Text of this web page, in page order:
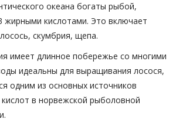
океана богаты рыбой,
жирными кислотами. Это включает
скумбрия, щепа.
имеет длинное побережье со многими
идеальны для выращивания лосося,
одним из основных источников
в норвежской рыболовной